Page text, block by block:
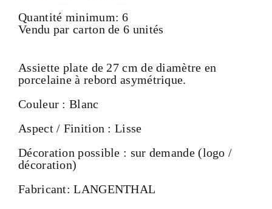
Quantité minimum: 6
Vendu par carton de 6 unités
Assiette plate de 27 cm de diamètre en
porcelaine à rebord asymétrique.
Couleur : Blanc
Aspect / Finition : Lisse
Décoration possible : sur demande (logo /
décoration)
Fabricant: LANGENTHAL